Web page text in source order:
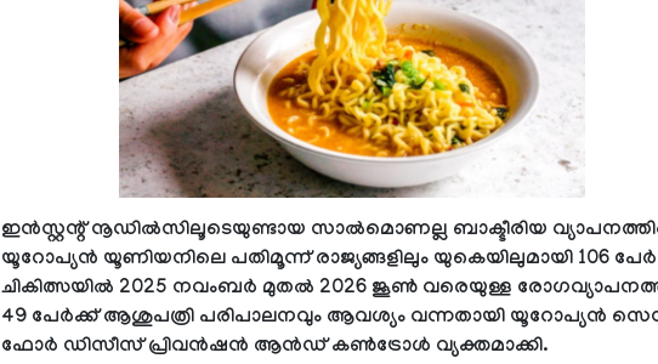
ഇന്‍സ്റ്റന്റ് നൂഡില്‍സിലൂടെയുണ്ടായ സാല്‍മൊണല്ല ബാക്ടീരിയ
യൂറോപ്യന്‍ യൂണിയനിലെ പതിമൂന്ന് രാജ്യങ്ങളിലും യുകെയിലുമായി 106 പേര്‍
ചികിത്സയില്‍ 2025 നവംബര്‍ മുതല്‍ 2026 ജൂണ്‍ വരെയുള്ള
49 പേര്‍ക്ക് ആശുപത്രി പരിപാലനവും ആവശ്യം വന്നതായി യൂറോപ്യന്‍
ഫോര്‍ ഡിസീസ് പ്രിവന്‍ഷന്‍ ആന്‍ഡ് കണ്‍ട്രോള്‍ വ്യക്തമാക്കി.